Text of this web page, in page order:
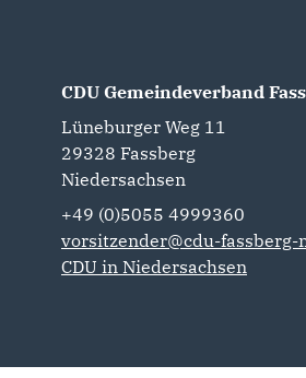
CDU Gemeindeverband
Lüneburger Weg 11
29328 Fassberg
Niedersachsen
+49 (0)5055 4999360
vorsitzender@cdu-fassberg-
CDU in Niedersachsen